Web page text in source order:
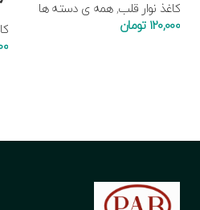
کاغذ نوار قلب,همه ی دسته ها
120,000 تومان